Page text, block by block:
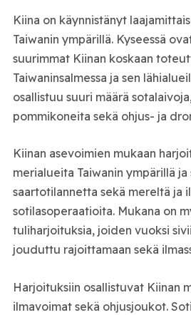
Kiina on käynnistänyt
Taiwanin ympärillä. Kyseessä
suurimmat Kiinan koskaan
Taiwaninsalmessa ja sen
osallistuu suuri määrä
pommikoneita sekä ohjus- ja
Kiinan asevoimien mukaan
merialueita Taiwanin ympärillä
saartotilannetta sekä mereltä ja
sotilasoperaatioita. Mukana on
tuliharjoituksia, joiden vuoksi
jouduttu rajoittamaan sekä
Harjoituksiin osallistuvat Kiinan
ilmavoimat sekä ohjusjoukot.